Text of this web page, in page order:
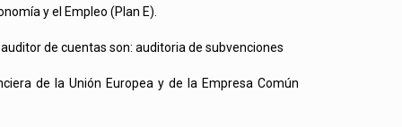
y el Empleo (Plan E).
de cuentas son: auditoria de subvenciones
de la Unión Europea y de la Empresa Común